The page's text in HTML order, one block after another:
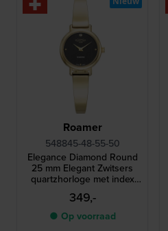
Roamer
548845-48-55-50
Elegance Diamond Round
25 mm Elegant Zwitsers
quartzhorloge met index
van echte diamanten
349,-
● Op voorraad